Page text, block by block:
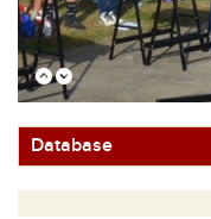
Database